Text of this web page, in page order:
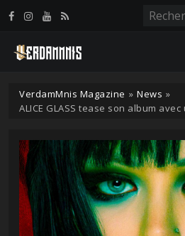
VerdamMnis Magazine » News »
ALICE GLASS tease son album
Panneau de gestion des cookies